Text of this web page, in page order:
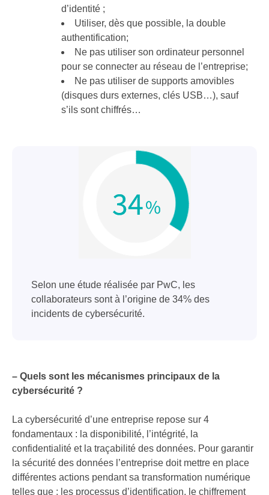
d’identité ;
Utiliser, dès que possible, la double
authentification;
Ne pas utiliser son ordinateur personnel
pour se connecter au réseau de l’entreprise;
Ne pas utiliser de supports amovibles
(disques durs externes, clés USB…), sauf
s’ils sont chiffrés…
Selon une étude réalisée par PwC, les
collaborateurs sont à l’origine de 34% des
incidents de cybersécurité.
– Quels sont les mécanismes principaux de la
cybersécurité ?
La cybersécurité d’une entreprise repose sur 4
fondamentaux : la disponibilité, l’intégrité, la
confidentialité et la traçabilité des données. Pour garantir
la sécurité des données l’entreprise doit mettre en place
différentes actions pendant sa transformation numérique
telles que : les processus d’identification, le chiffrement